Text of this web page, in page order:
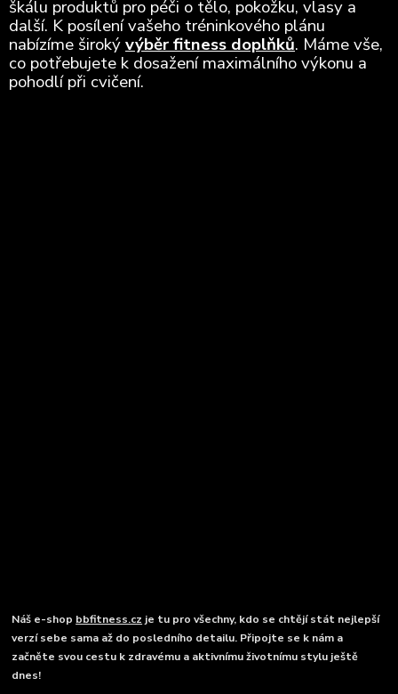
škálu produktů pro péči o tělo, pokožku, vlasy a
další. K posílení vašeho tréninkového plánu
nabízíme širokývýběr fitness doplňků. Máme vše,
co potřebujete k dosažení maximálního výkonu a
pohodlí při cvičení.
Náš e-shop bbfitness.cz je tu pro všechny, kdo se chtějí stát nejlepší
verzí sebe sama až do posledního detailu. Připojte se k nám a
začněte svou cestu k zdravému a aktivnímu životnímu stylu ještě
dnes!